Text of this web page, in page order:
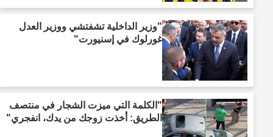
"وزير الداخلية تشفتشي ووزير العدل
غورلوك في إسنيورت"
"الكلمة التي ميزت الشجار في منتصف
الطريق: أخذت زوجك من يدك، انفجري"